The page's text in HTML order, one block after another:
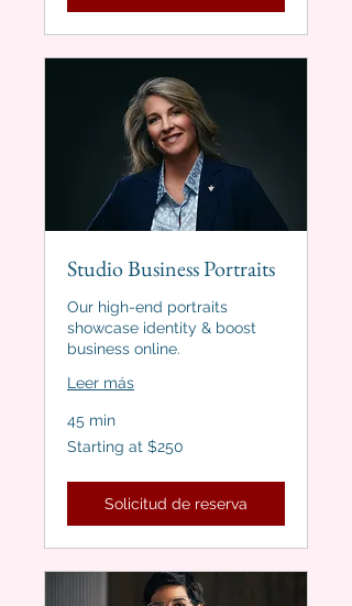
Studio Business Portraits
Our high-end portraits
showcase identity & boost
business online.
Leer más
45 min
Starting
at
Starting at $250
Solicitud de reserva